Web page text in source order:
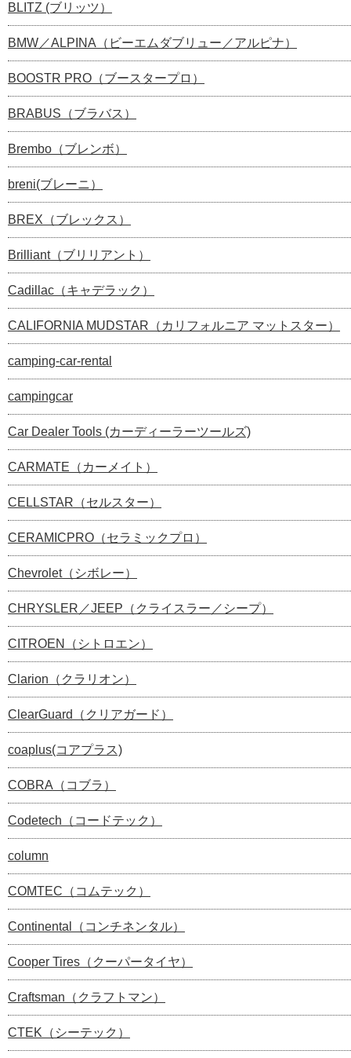
BLITZ (ブリッツ）
BMW／ALPINA（ビーエムダブリュー／アルピナ）
BOOSTR PRO（ブースタープロ）
BRABUS（ブラバス）
Brembo（ブレンボ）
breni(ブレーニ）
BREX（ブレックス）
Brilliant（ブリリアント）
Cadillac（キャデラック）
CALIFORNIA MUDSTAR（カリフォルニア マットスター）
camping-car-rental
campingcar
Car Dealer Tools (カーディーラーツールズ)
CARMATE（カーメイト）
CELLSTAR（セルスター）
CERAMICPRO（セラミックプロ）
Chevrolet（シボレー）
CHRYSLER／JEEP（クライスラー／シープ）
CITROEN（シトロエン）
Clarion（クラリオン）
ClearGuard（クリアガード）
coaplus(コアプラス)
COBRA（コブラ）
Codetech（コードテック）
column
COMTEC（コムテック）
Continental（コンチネンタル）
Cooper Tires（クーパータイヤ）
Craftsman（クラフトマン）
CTEK（シーテック）